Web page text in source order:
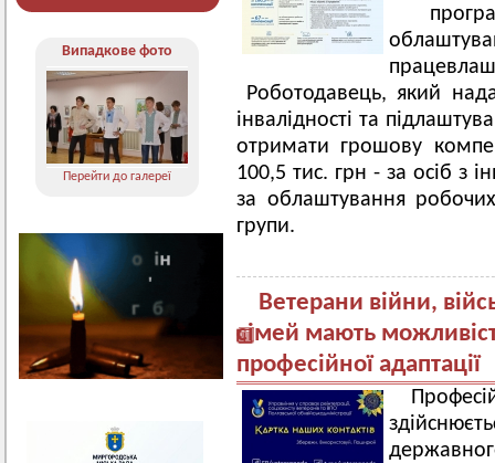
Випадкове фото
Перейти до галереї
Роботодавець, який
інвалідності та
отримати грошову
100,5 тис. грн - за осіб з
за облаштування
групи.
Ветерани війни,
сімей мають
професійної адаптації